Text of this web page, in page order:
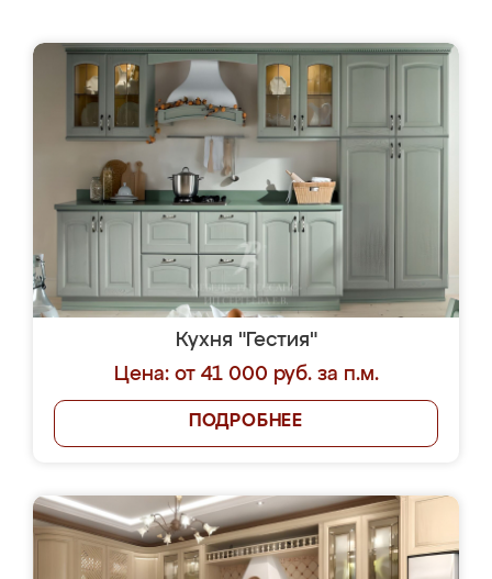
Кухня "Гестия"
Цена: от 41 000 руб. за п.м.
ПОДРОБНЕЕ